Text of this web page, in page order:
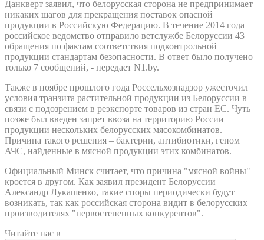
Данкверт заявил, что белорусская сторона не предпринимает
никаких шагов для прекращения поставок опасной
продукции в Российскую Федерацию. В течение 2014 года
российское ведомство отправило ветслужбе Белоруссии 43
обращения по фактам соответствия подконтрольной
продукции стандартам безопасности. В ответ было получено
только 7 сообщений, - передает N1.by.
Также в ноябре прошлого года Россельхознадзор ужесточил
условия транзита растительной продукции из Белоруссии в
связи с подозрением в реэкспорте товаров из стран ЕС. Чуть
позже был введен запрет ввоза на территорию России
продукции нескольких белорусских мясокомбинатов.
Причина такого решения – бактерии, антибиотики, геном
АЧС, найденные в мясной продукции этих комбинатов.
Официальный Минск считает, что причина "мясной войны"
кроется в другом. Как заявил президент Белоруссии
Александр Лукашенко, такие споры периодически будут
возникать, так как российская сторона видит в белорусских
производителях "первостепенных конкурентов".
Читайте нас в